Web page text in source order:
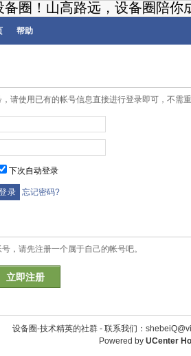
圈！山高路远，设备圈陪你
帮助
请使用已有的帐号信息直接进行登录即可，不需
下次自动登录
忘记密码?
，请先注册一个属于自己的帐号吧。
立即注册
设备圈-技术精英的社群 - 联系我们：
Powered by UCenter